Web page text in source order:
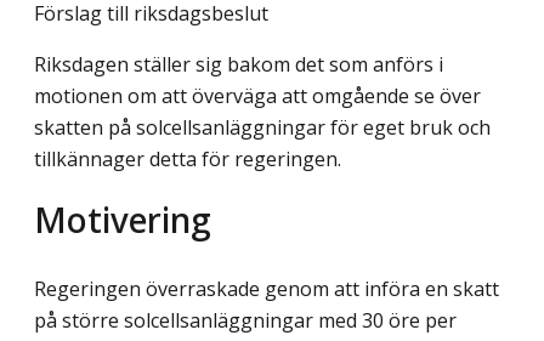
Förslag till riksdagsbeslut
Riksdagen ställer sig bakom det som anförs i
motionen om att överväga att omgående se över
skatten på solcellsanläggningar för eget bruk och
tillkännager detta för regeringen.
Motivering
Regeringen överraskade genom att införa en skatt
på större solcellsanläggningar med 30 öre per